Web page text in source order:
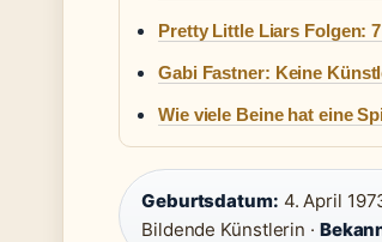
Pretty Little Liars Folgen:
Gabi Fastner: Keine
Wie viele Beine hat eine
Geburtsdatum: 4. April
Bildende Künstlerin ·